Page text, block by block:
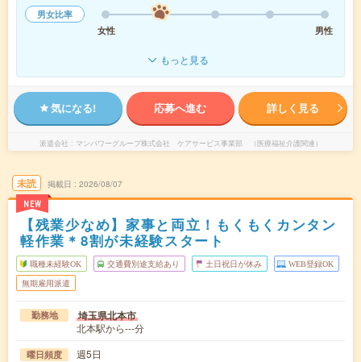
男女比率
女性
男性
もっと見る
気になる! 応募へ進む 詳しく見る
派遣会社 マンパワーグループ株式会社 ケアサービス事業部 （医療福祉介護関連）
未読
NEW
掲載日 2026/08/07
【残業少なめ】家事と両立！もくもくカンタン
軽作業＊8割が未経験スタート
職種未経験OK 交通費別途支給あり 土日祝日が休み WEB登録OK
無期雇用派遣
勤務地 埼玉県北本市
北本駅から---分
曜日頻度 週5日